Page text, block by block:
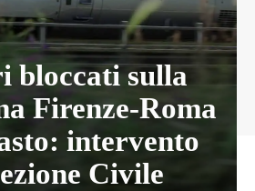
bloccati sulla
Firenze-Roma
intervento
Civile